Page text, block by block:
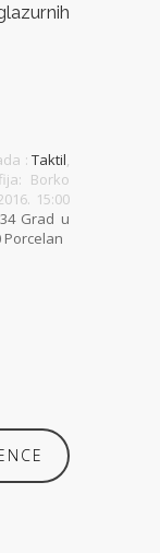
: Taktil,
Borko
15:00
Grad u
Porcelan